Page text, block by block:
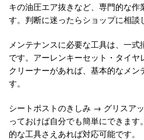
キの油圧エア抜きなど、専門的な
す。判断に迷ったらショップに相談
メンテナンスに必要な工具は、一
です。アーレンキーセット・タイ
クリーナーがあれば、基本的なメン
す。
シートポストのきしみ → グリスア
っておけば自分でも簡単にできま
的な工具さえあれば対応可能です。